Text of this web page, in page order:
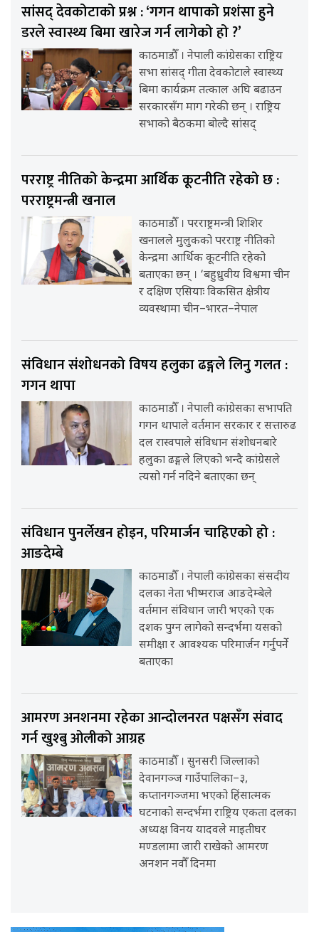
सांसद् देवकोटाको प्रश्न : ‘गगन थापाको प्रशंसा हुने
डरले स्वास्थ्य बिमा खारेज गर्न लागेको हो ?’
काठमाडौँ । नेपाली कांग्रेसका राष्ट्रिय
सभा सांसद् गीता देवकोटाले स्वास्थ्य
बिमा कार्यक्रम तत्काल अघि बढाउन
सरकारसँग माग गरेकी छन् । राष्ट्रिय
सभाको बैठकमा बोल्दै सांसद्
परराष्ट्र नीतिको केन्द्रमा आर्थिक कूटनीति रहेको छ :
परराष्ट्रमन्त्री खनाल
काठमाडौँ । परराष्ट्रमन्त्री शिशिर
खनालले मुलुकको परराष्ट्र नीतिको
केन्द्रमा आर्थिक कूटनीति रहेको
बताएका छन् । ‘बहुध्रुवीय विश्वमा चीन
र दक्षिण एसियाः विकसित क्षेत्रीय
व्यवस्थामा चीन–भारत–नेपाल
संविधान संशोधनको विषय हलुका ढङ्गले लिनु गलत :
गगन थापा
काठमाडौँ । नेपाली कांग्रेसका सभापति
गगन थापाले वर्तमान सरकार र सत्तारुढ
दल रास्वपाले संविधान संशोधनबारे
हलुका ढङ्गले लिएको भन्दै कांग्रेसले
त्यसो गर्न नदिने बताएका छन्
संविधान पुनर्लेखन होइन, परिमार्जन चाहिएको हो :
आङदेम्बे
काठमाडौँ । नेपाली कांग्रेसका संसदीय
दलका नेता भीष्मराज आङदेम्बेले
वर्तमान संविधान जारी भएको एक
दशक पुग्न लागेको सन्दर्भमा यसको
समीक्षा र आवश्यक परिमार्जन गर्नुपर्ने
बताएका
आमरण अनशनमा रहेका आन्दोलनरत पक्षसँग संवाद
गर्न खुश्बु ओलीको आग्रह
काठमाडौँ । सुनसरी जिल्लाको
देवानगञ्ज गाउँपालिका–३,
कप्तानगञ्जमा भएको हिंसात्मक
घटनाको सन्दर्भमा राष्ट्रिय एकता दलका
अध्यक्ष विनय यादवले माइतीघर
मण्डलामा जारी राखेको आमरण
अनशन नवौँ दिनमा